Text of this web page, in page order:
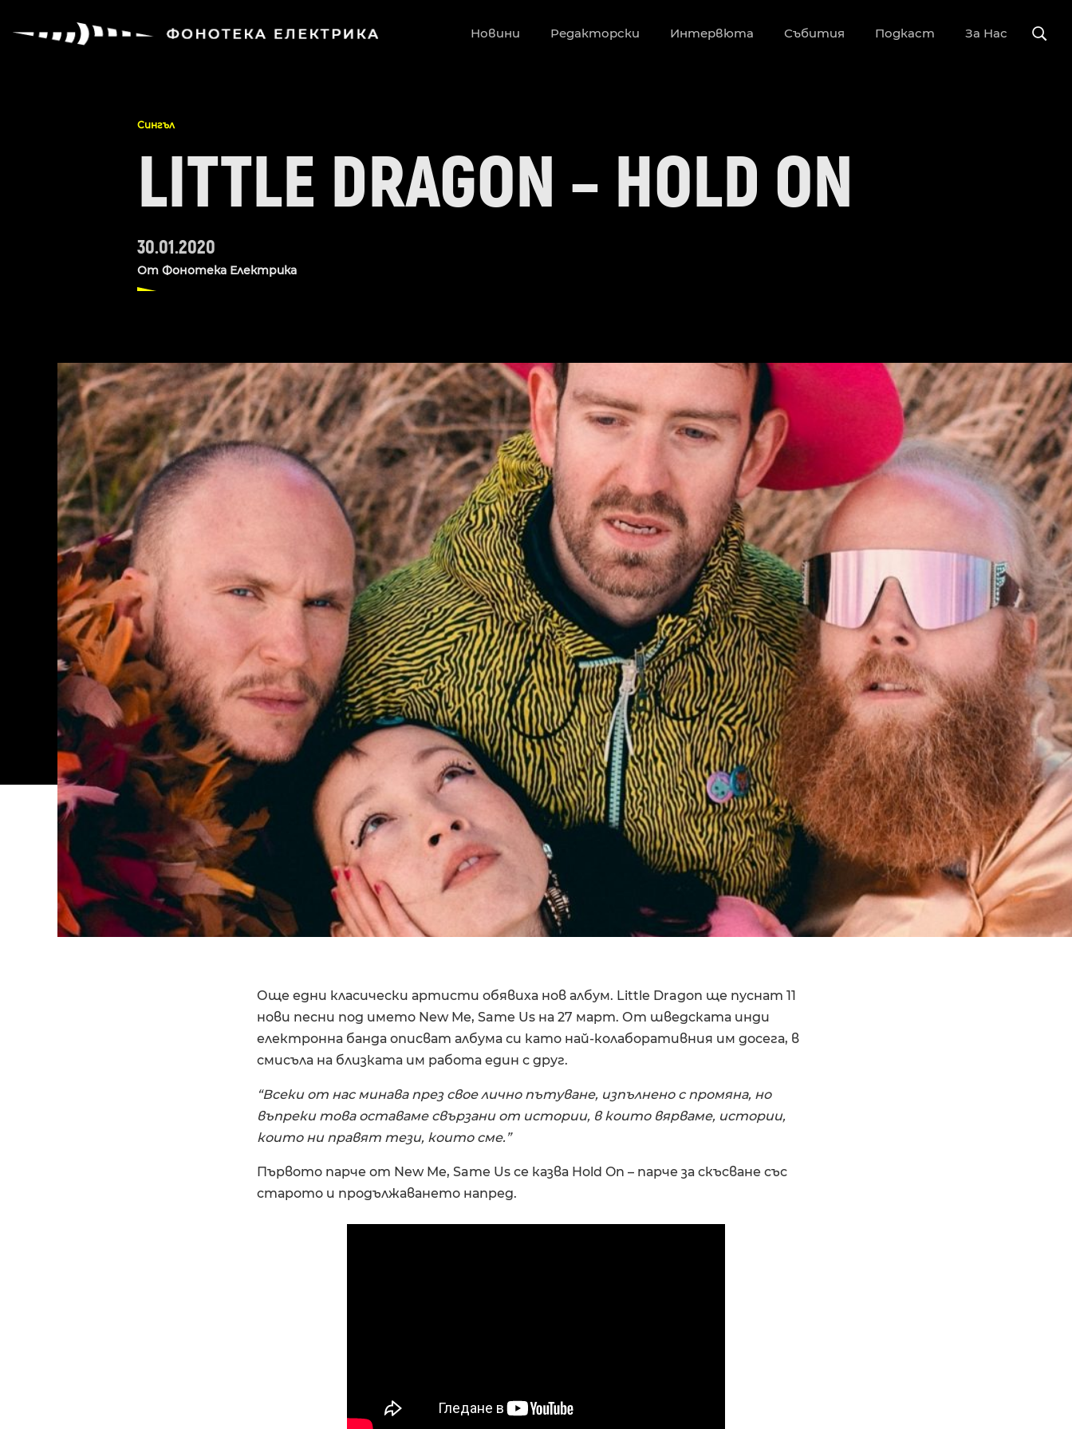
Новини Редакторски Интервюта Събития Подкаст За Нас
Сингъл
LITTLE DRAGON – HOLD ON
30.01.2020
От Фонотека Електрика
Още едни класически артисти обявиха нов албум. Little Dragon ще пуснат 11
нови песни под името New Me, Same Us на 27 март. От шведската инди
електронна банда описват албума си като най-колаборативния им досега, в
смисъла на близката им работа един с друг.
“Всеки от нас минава през свое лично пътуване, изпълнено с промяна, но
въпреки това оставаме свързани от истории, в които вярваме, истории,
които ни правят тези, които сме.”
Първото парче от New Me, Same Us се казва Hold On – парче за скъсване със
старото и продължаването напред.